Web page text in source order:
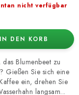
nicht verfügbar
IN DEN KORB
das Blumenbeet zu
Gießen Sie sich eine
ein, drehen Sie
langsam...